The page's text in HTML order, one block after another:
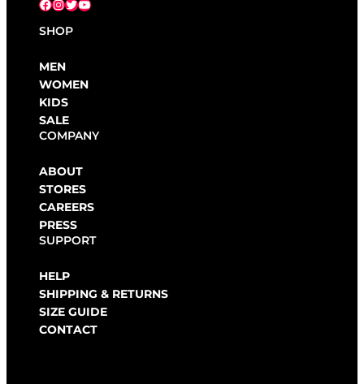
Facebook InstagramX YouTube
SHOP
MEN
WOMEN
KIDS
SALE
COMPANY
ABOUT
STORES
CAREERS
PRESS
SUPPORT
HELP
SHIPPING & RETURNS
SIZE GUIDE
CONTACT